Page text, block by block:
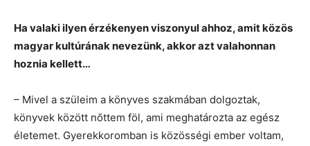
Ha valaki ilyen érzékenyen viszonyul ahhoz, amit közös
magyar kultúrának nevezünk, akkor azt valahonnan
hoznia kellett…
– Mivel a szüleim a könyves szakmában dolgoztak,
könyvek között nőttem föl, ami meghatározta az egész
életemet. Gyerekkoromban is közösségi ember voltam,